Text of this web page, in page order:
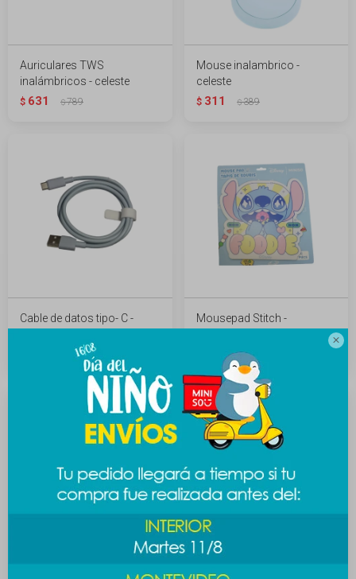

Auriculares TWS
inalámbricos - celeste
$ 631 $789
Mouse inalambrico -
celeste
$ 311 $389
Cable de datos tipo- C -
Mousepad Stitch -
289
Teclado mini inalámbrico -